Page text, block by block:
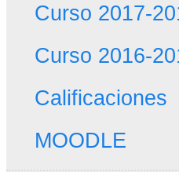
Curso 2017-
Curso 2016-
Calificaciones
MOODLE